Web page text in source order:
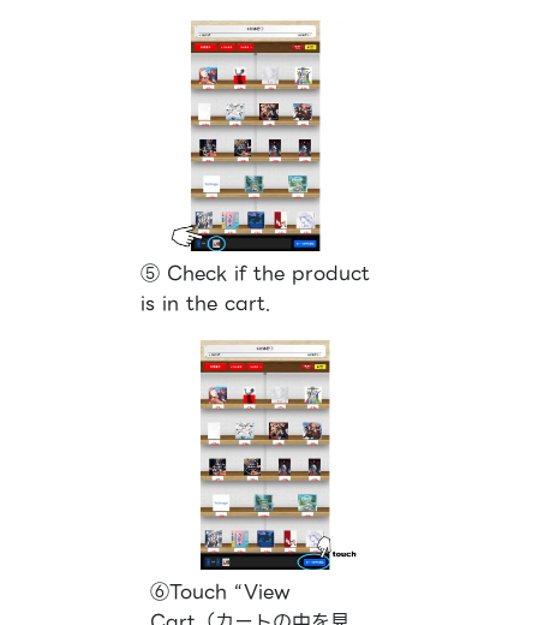
⑤ Check if the product
is in the cart.
⑥Touch “View